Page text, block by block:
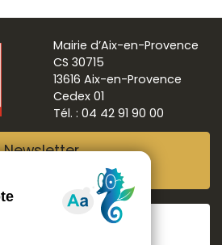
Mairie d’Aix-en-Provence
CS 30715
13616 Aix-en-Provence
Cedex 01
Tél. : 04 42 91 90 00
Newsletter
Aix ma ville